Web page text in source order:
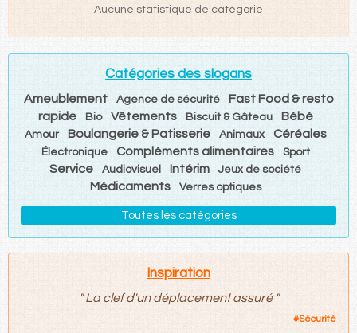
Aucune statistique de catégorie
Catégories des slogans
Ameublement Agence de sécurité
Fast Food & resto
rapide
Bio Vêtements Biscuit & Gâteau Bébé
Amour Boulangerie & Patisserie Animaux Céréales
Électronique Compléments alimentaires Sport
Service Audiovisuel Intérim Jeux de société
Médicaments Verres optiques
Toutes les catégories
Inspiration
" La clef d'un déplacement assuré "
#Sécurité